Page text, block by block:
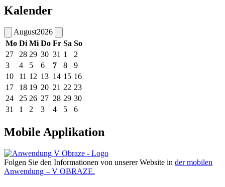
Kalender
August2026
Mo Di Mi Do Fr Sa So
27
28 29 30 31 1
2
3
4 5 6 7 8
9
10
11 12 13 14 15 16
17
18 19 20 21 22 23
24
25 26 27 28 29 30
31
1 2 3 4 5 6
Mobile Applikation
Folgen Sie den Informationen von unserer Website in der mobilen
Anwendung – V OBRAZE.